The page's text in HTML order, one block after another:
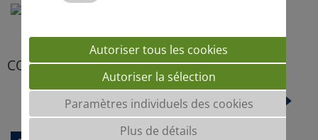
CODEX
LUNEX
Autoriser tous les cookies
Autoriser la sélection
Paramètres individuels des cookies
Plus de détails